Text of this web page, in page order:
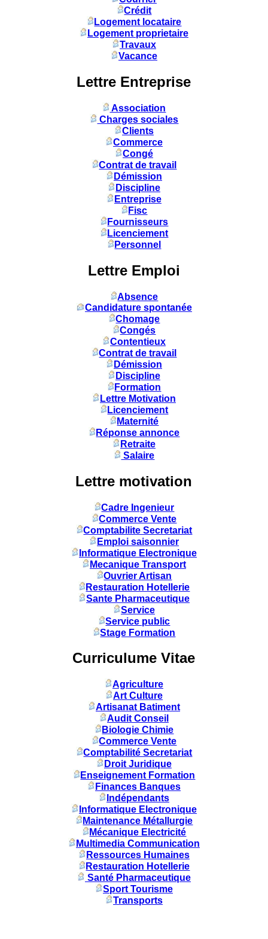
Crédit
Logement locataire
Logement proprietaire
Travaux
Vacance
Lettre Entreprise
Association
Charges sociales
Clients
Commerce
Congé
Contrat de travail
Démission
Discipline
Entreprise
Fisc
Fournisseurs
Licenciement
Personnel
Lettre Emploi
Absence
Candidature spontanée
Chomage
Congés
Contentieux
Contrat de travail
Démission
Discipline
Formation
Lettre Motivation
Licenciement
Maternité
Réponse annonce
Retraite
Salaire
Lettre motivation
Cadre Ingenieur
Commerce Vente
Comptabilite Secretariat
Emploi saisonnier
Informatique Electronique
Mecanique Transport
Ouvrier Artisan
Restauration Hotellerie
Sante Pharmaceutique
Service
Service public
Stage Formation
Curriculume Vitae
Agriculture
Art Culture
Artisanat Batiment
Audit Conseil
Biologie Chimie
Commerce Vente
Comptabilité Secretariat
Droit Juridique
Enseignement Formation
Finances Banques
Indépendants
Informatique Electronique
Maintenance Métallurgie
Mécanique Electricité
Multimedia Communication
Ressources Humaines
Restauration Hotellerie
Santé Pharmaceutique
Sport Tourisme
Transports